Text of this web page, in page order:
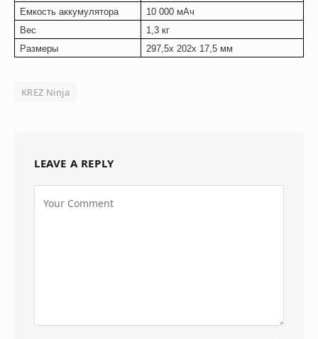
Емкость аккумулятора
10000 мАч
Вес
1,3 кг
Размеры
297,5x 202x 17,5 мм
KREZ Ninja
LEAVE A REPLY